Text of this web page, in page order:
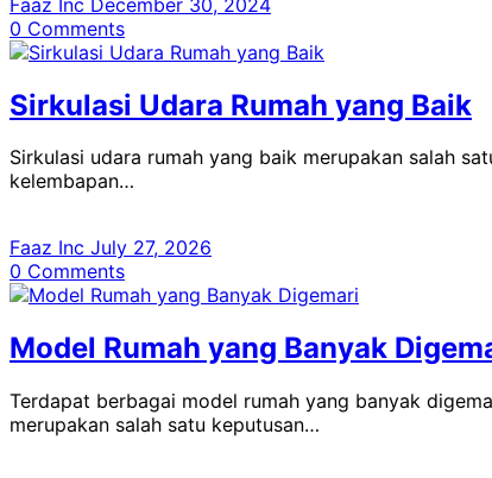
0 Comments
Sirkulasi Udara Rumah yang Baik
Sirkulasi udara rumah yang baik merupakan salah
kelembapan…
Faaz Inc July 27, 2026
0 Comments
Model Rumah yang Banyak
Terdapat berbagai model rumah yang banyak
merupakan salah satu keputusan…